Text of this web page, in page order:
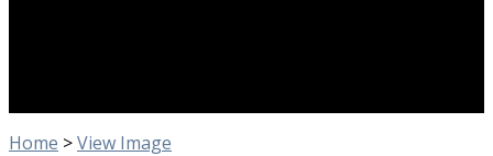
Home >View Image